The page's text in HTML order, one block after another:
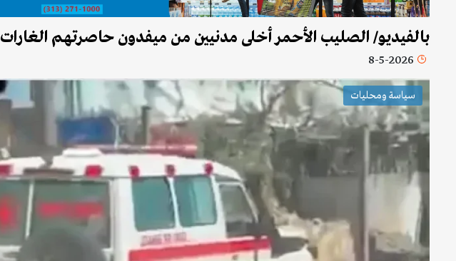
بالفيديو/ الصليب الأحمر أخلى مدنيين من ميفدون حاصرتهم الغارات
8-5-2026
سياسة ومحليات